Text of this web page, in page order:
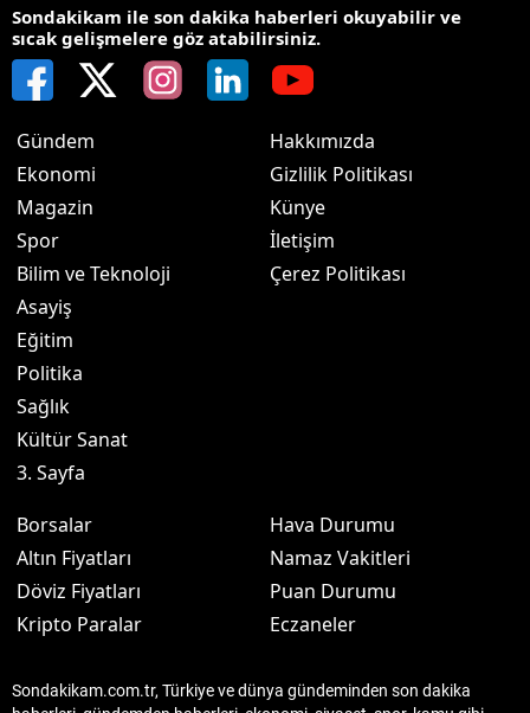
Sondakikam ile son dakika haberleri okuyabilir ve
sıcak gelişmelere göz atabilirsiniz.
Gündem
Ekonomi
Magazin
Spor
Bilim ve Teknoloji
Asayiş
Eğitim
Politika
Sağlık
Kültür Sanat
3. Sayfa
Hakkımızda
Gizlilik Politikası
Künye
İletişim
Çerez Politikası
Borsalar
Altın Fiyatları
Döviz Fiyatları
Kripto Paralar
Hava Durumu
Namaz Vakitleri
Puan Durumu
Eczaneler
Sondakikam.com.tr, Türkiye ve dünya gündeminden son dakika